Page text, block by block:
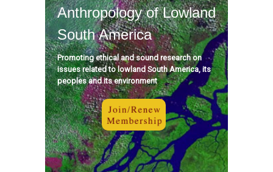
Anthropology of Lowland
South America
Promoting ethical and sound research on
issues related to lowland South America, its
peoples and its environment